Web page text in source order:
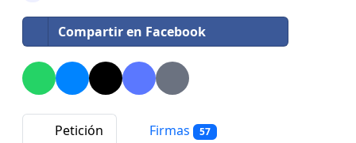
Compartir en Facebook
Petición Firmas 57